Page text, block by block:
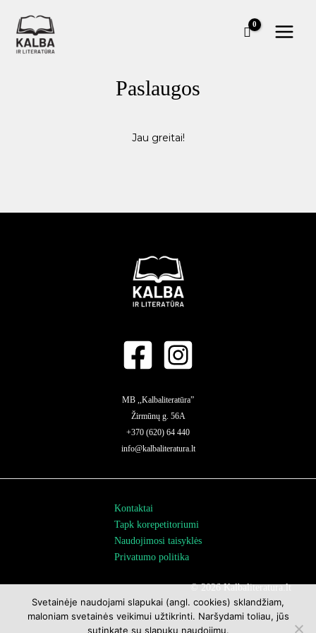
turinio
Paslaugos
Jau greitai!
MB ,,Kalbaliteratūra”
Žirmūnų g. 56A
+370 (620) 64 440
info@kalbaliteratura.lt
Kontaktai
Tapk korepetitoriumi
Naudojimosi taisyklės
Privatumo politika
© 2026 Kalbaliteratura.lt
Svetainėje naudojami slapukai (angl. cookies) sklandžiam,
maloniam svetainės veikimui užtikrinti. Naršydami toliau, jūs
sutinkate su slapukų naudojimu.